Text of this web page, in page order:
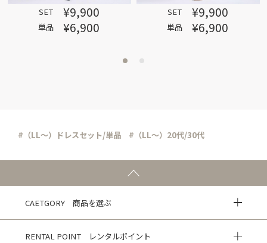
SET ¥9,900
単品 ¥6,900
SET ¥9,900
単品 ¥6,900
#（LL～）ドレスセット/単品 #（LL～）20代/30代
CAETGORY 商品を選ぶ
RENTAL POINT レンタルポイント